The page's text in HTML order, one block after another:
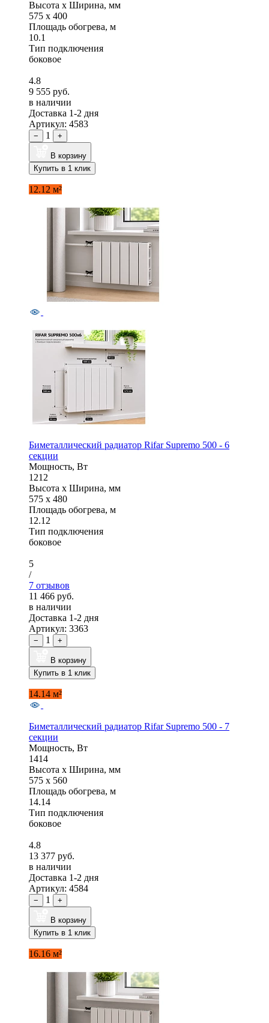
Высота x Ширина, мм
575 x 400
Площадь обогрева, м
10.1
Тип подключения
боковое
4.8
9 555 руб.
в наличии
Доставка 1-2 дня
Артикул: 4583
− 1 +
В корзину
Купить в 1 клик
12.12 м²
Биметаллический радиатор Rifar Supremo 500 - 6
секции
Мощность, Вт
1212
Высота x Ширина, мм
575 x 480
Площадь обогрева, м
12.12
Тип подключения
боковое
5
/
7 отзывов
11 466 руб.
в наличии
Доставка 1-2 дня
Артикул: 3363
− 1 +
В корзину
Купить в 1 клик
14.14 м²
Биметаллический радиатор Rifar Supremo 500 - 7
секции
Мощность, Вт
1414
Высота x Ширина, мм
575 x 560
Площадь обогрева, м
14.14
Тип подключения
боковое
4.8
13 377 руб.
в наличии
Доставка 1-2 дня
Артикул: 4584
− 1 +
В корзину
Купить в 1 клик
16.16 м²